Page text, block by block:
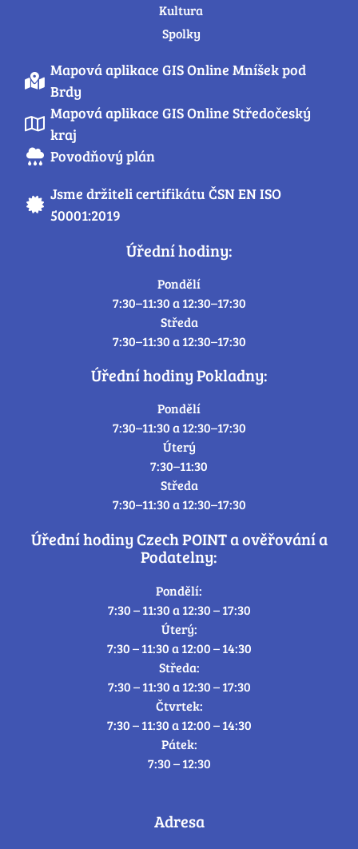
Kultura
Spolky
Mapová aplikace GIS Online Mníšek pod
Brdy
Mapová aplikace GIS Online Středočeský
kraj
Povodňový plán
Jsme držiteli certifikátu ČSN EN ISO
50001:2019
Úřední hodiny:
Pondělí
7:30–11:30 a 12:30–17:30
Středa
7:30–11:30 a 12:30–17:30
Úřední hodiny Pokladny:
Pondělí
7:30–11:30 a 12:30–17:30
Úterý
7:30–11:30
Středa
7:30–11:30 a 12:30–17:30
Úřední hodiny Czech POINT a ověřování a
Podatelny:
Pondělí:
7:30 – 11:30 a 12:30 – 17:30
Úterý:
7:30 – 11:30 a 12:00 – 14:30
Středa:
7:30 – 11:30 a 12:30 – 17:30
Čtvrtek:
7:30 – 11:30 a 12:00 – 14:30
Pátek:
7:30 – 12:30
Adresa